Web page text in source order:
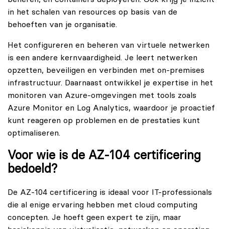
in het schalen van resources op basis van de
behoeften van je organisatie.
Het configureren en beheren van virtuele netwerken
is een andere kernvaardigheid. Je leert netwerken
opzetten, beveiligen en verbinden met on-premises
infrastructuur. Daarnaast ontwikkel je expertise in het
monitoren van Azure-omgevingen met tools zoals
Azure Monitor en Log Analytics, waardoor je proactief
kunt reageren op problemen en de prestaties kunt
optimaliseren.
Voor wie is de AZ-104 certificering
bedoeld?
De AZ-104 certificering is ideaal voor IT-professionals
die al enige ervaring hebben met cloud computing
concepten. Je hoeft geen expert te zijn, maar